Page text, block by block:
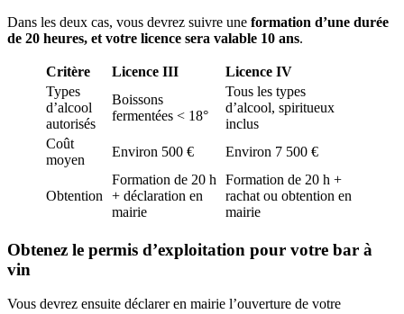
Dans les deux cas, vous devrez suivre une formation d’une durée
de 20 heures, et votre licence sera valable 10 ans.
Critère Licence III
Licence IV
Types
d’alcool
autorisés
Boissons
fermentées < 18°
Tous les types
d’alcool, spiritueux
inclus
Coût
moyen
Environ 500 € Environ 7 500 €
Obtention
Formation de 20 h
+ déclaration en
mairie
Formation de 20 h +
rachat ou obtention en
mairie
Obtenez le permis d’exploitation pour votre bar à
vin
Vous devrez ensuite déclarer en mairie l’ouverture de votre